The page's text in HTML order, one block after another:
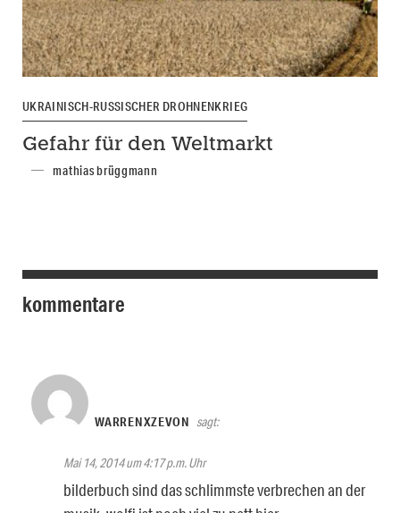
UKRAINISCH-RUSSISCHER DROHNENKRIEG
Gefahr für den Weltmarkt
mathias brüggmann
kommentare
WARRENXZEVON sagt:
Mai 14, 2014 um 4:17 p.m. Uhr
bilderbuch sind das schlimmste verbrechen an der